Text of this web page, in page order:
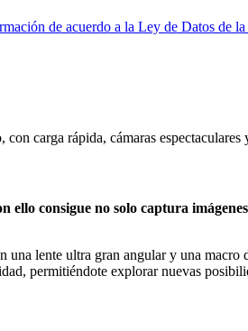
de acuerdo a la Ley de Datos de
carga rápida, cámaras
ello consigue no solo captura
lente ultra gran angular y una macro
permitiéndote explorar nuevas